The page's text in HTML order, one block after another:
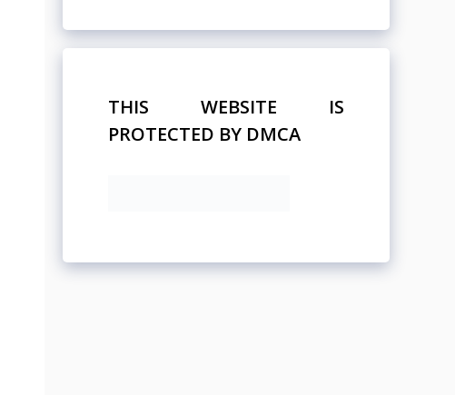
THIS WEBSITE IS
PROTECTED BY DMCA